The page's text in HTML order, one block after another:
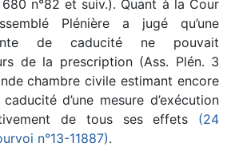
n°82 et suiv.). Quant à la Cour
Plénière a jugé qu’une
de caducité ne pouvait
de la prescription (Ass. Plén. 3
chambre civile estimant encore
d’une mesure d’exécution
de tous ses effets (24
n°13-11887).